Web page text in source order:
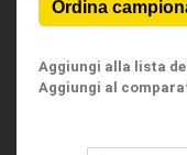
Aggiungi alla lista
Aggiungi al